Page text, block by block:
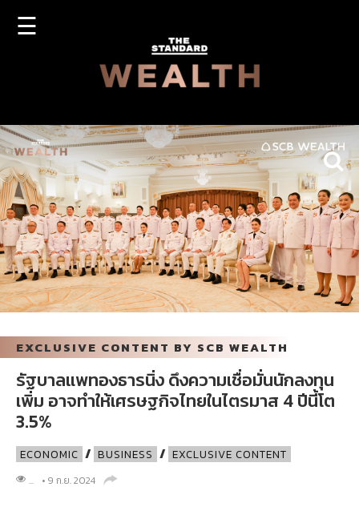
☰
EXCLUSIVE CONTENT BY SCB WEALTH
รัฐบาลแพทองธารนิ่ง ดึงความเชื่อมั่นนักลงทุน
เพิ่ม อาจทำให้เศรษฐกิจไทยในไตรมาส 4 ปีนี้โต
3.5%
ECONOMIC / BUSINESS / EXCLUSIVE CONTENT
... • 9 ก.ย. 2024